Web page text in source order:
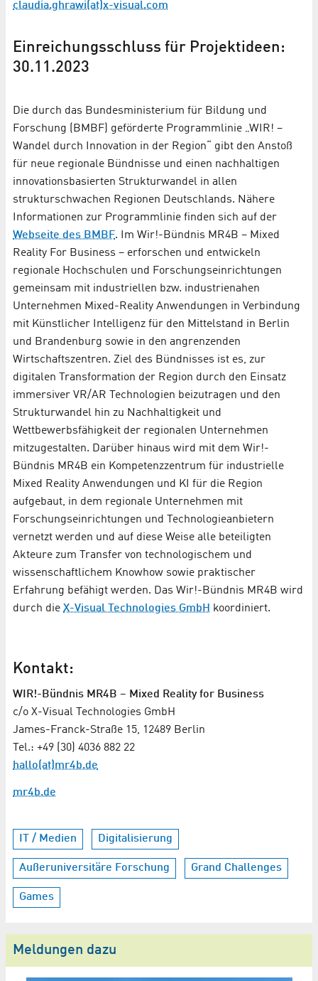
claudia.ghrawi(at)x-visual.com
Einreichungsschluss für Projektideen:
30.11.2023
Die durch das Bundesministerium für Bildung und
Forschung (BMBF) geförderte Programmlinie „WIR! –
Wandel durch Innovation in der Region“ gibt den Anstoß
für neue regionale Bündnisse und einen nachhaltigen
innovationsbasierten Strukturwandel in allen
strukturschwachen Regionen Deutschlands. Nähere
Informationen zur Programmlinie finden sich auf der
Webseite des BMBF. Im Wir!-Bündnis MR4B – Mixed
Reality For Business – erforschen und entwickeln
regionale Hochschulen und Forschungseinrichtungen
gemeinsam mit industriellen bzw. industrienahen
Unternehmen Mixed-Reality Anwendungen in Verbindung
mit Künstlicher Intelligenz für den Mittelstand in Berlin
und Brandenburg sowie in den angrenzenden
Wirtschaftszentren. Ziel des Bündnisses ist es, zur
digitalen Transformation der Region durch den Einsatz
immersiver VR/AR Technologien beizutragen und den
Strukturwandel hin zu Nachhaltigkeit und
Wettbewerbsfähigkeit der regionalen Unternehmen
mitzugestalten. Darüber hinaus wird mit dem Wir!-
Bündnis MR4B ein Kompetenzzentrum für industrielle
Mixed Reality Anwendungen und KI für die Region
aufgebaut, in dem regionale Unternehmen mit
Forschungseinrichtungen und Technologieanbietern
vernetzt werden und auf diese Weise alle beteiligten
Akteure zum Transfer von technologischem und
wissenschaftlichem Knowhow sowie praktischer
Erfahrung befähigt werden. Das Wir!-Bündnis MR4B wird
durch die X-Visual Technologies GmbH koordiniert.
Kontakt:
WIR!-Bündnis MR4B – Mixed Reality for Business
c/o X-Visual Technologies GmbH
James-Franck-Straße 15, 12489 Berlin
Tel.: +49 (30) 4036 882 22
hallo(at)mr4b.de
mr4b.de
IT / Medien Digitalisierung
Außeruniversitäre Forschung Grand Challenges
Games
Meldungen dazu